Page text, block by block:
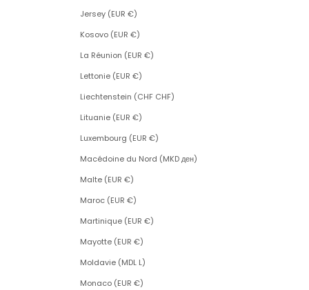
Jersey (EUR €)
Kosovo (EUR €)
La Réunion (EUR €)
Lettonie (EUR €)
Liechtenstein (CHF CHF)
Lituanie (EUR €)
Luxembourg (EUR €)
Macédoine du Nord (MKD ден)
Malte (EUR €)
Maroc (EUR €)
Martinique (EUR €)
Mayotte (EUR €)
Moldavie (MDL L)
Monaco (EUR €)